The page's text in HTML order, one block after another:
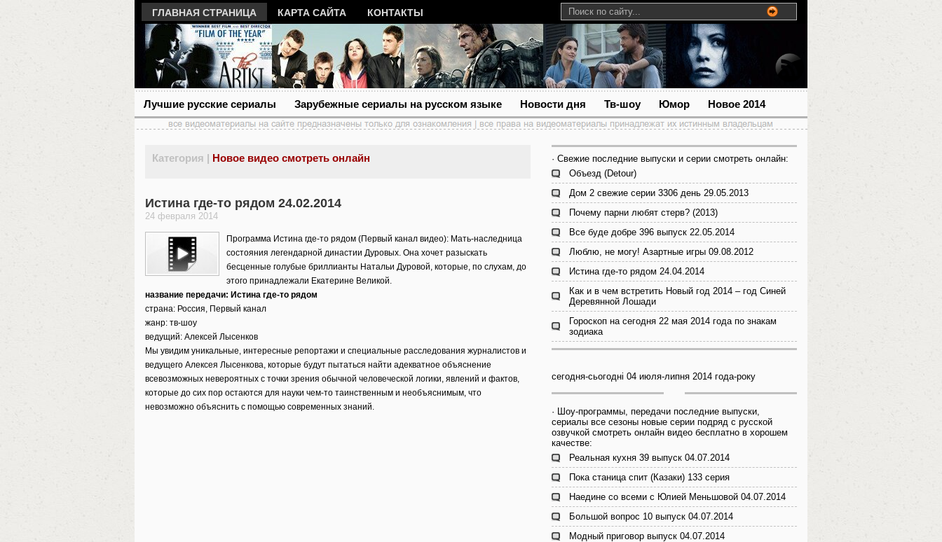
ГЛАВНАЯ СТРАНИЦА КАРТА САЙТА КОНТАКТЫ
Лучшие русские сериалы Зарубежные сериалы на русском языке Новости дня Тв-шоу Юмор Новое 2014
Категория | Новое видео смотреть онлайн
Истина где-то рядом 24.02.2014
24 февраля 2014
Программа Истина где-то рядом (Первый канал видео): Мать-наследница
состояния легендарной династии Дуровых. Она хочет разыскать
бесценные голубые бриллианты Натальи Дуровой, которые, по слухам, до
этого принадлежали Екатерине Великой.
название передачи: Истина где-то рядом
страна: Россия, Первый канал
жанр: тв-шоу
ведущий: Алексей Лысенков
Мы увидим уникальные, интересные репортажи и специальные расследования журналистов и
ведущего Алексея Лысенкова, которые будут пытаться найти адекватное объяснение
всевозможных невероятных с точки зрения обычной человеческой логики, явлений и фактов,
которые до сих пор остаются для науки чем-то таинственным и необъяснимым, что
невозможно объяснить с помощью современных знаний.
· Свежие последние выпуски и серии смотреть онлайн:
Объезд (Detour)
Дом 2 свежие серии 3306 день 29.05.2013
Почему парни любят стерв? (2013)
Все буде добре 396 выпуск 22.05.2014
Люблю, не могу! Азартные игры 09.08.2012
Истина где-то рядом 24.04.2014
Как и в чем встретить Новый год 2014 – год Синей
Деревянной Лошади
Гороскоп на сегодня 22 мая 2014 года по знакам
зодиака
сегодня-сьогодні 04 июля-липня 2014 года-року
· Шоу-программы, передачи последние выпуски,
сериалы все сезоны новые серии подряд с русской
озвучкой смотреть онлайн видео бесплатно в хорошем
качестве:
Реальная кухня 39 выпуск 04.07.2014
Пока станица спит (Казаки) 133 серия
Наедине со всеми с Юлией Меньшовой 04.07.2014
Большой вопрос 10 выпуск 04.07.2014
Модный приговор выпуск 04.07.2014